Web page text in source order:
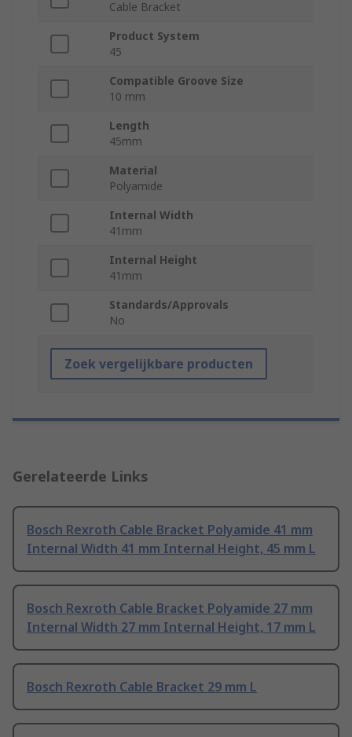
Cable Bracket
Product System
45
Compatible Groove Size
10 mm
Length
45mm
Material
Polyamide
Internal Width
41mm
Internal Height
41mm
Standards/Approvals
No
Zoek vergelijkbare producten
Gerelateerde Links
Bosch Rexroth Cable Bracket Polyamide 41 mm
Internal Width 41 mm Internal Height, 45 mm L
Bosch Rexroth Cable Bracket Polyamide 27 mm
Internal Width 27 mm Internal Height, 17 mm L
Bosch Rexroth Cable Bracket 29 mm L